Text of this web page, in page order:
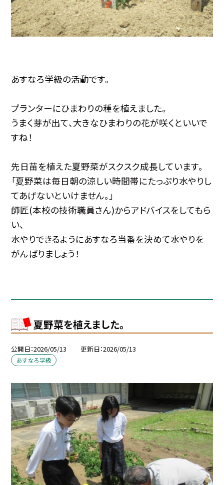
あすなろ学級の活動です。
プランターにひまわりの種を植えました。
うまく芽が出て、大きなひまわりの花が咲くといいで
すね！
先日苗を植えた夏野菜がスクスク成長しています。
「夏野菜は毎日朝の涼しい時間帯にたっぷり水やりし
てあげないといけません。」
師匠(本校の技術職員さん)からアドバイスをしてもら
い、
水やりできるようにあすなろ当番を決めて水やりを
がんばりましょう！
夏野菜を植えました。
公開日 2026/05/13 更新日 2026/05/13
あすなろ学級